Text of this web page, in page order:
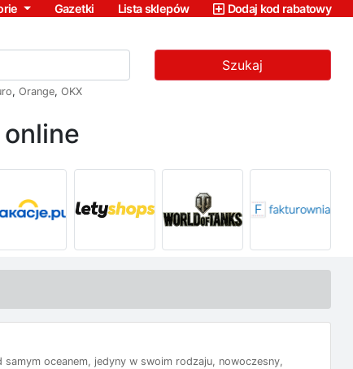
Gazetki Lista sklepów Dodaj kod rabatowy
Szukaj
, Orange, OKX
samym oceanem, jedyny w swoim rodzaju, nowoczesny,